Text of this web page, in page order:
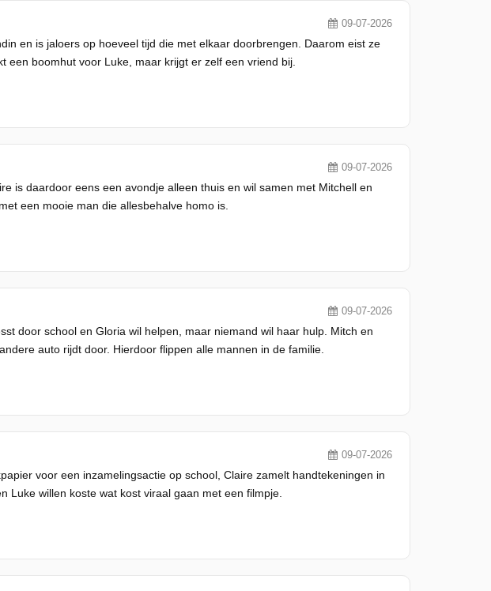
09-07-2026
en is jaloers op hoeveel tijd die met elkaar doorbrengen. Daarom eist ze
een boomhut voor Luke, maar krijgt er zelf een vriend bij.
09-07-2026
is daardoor eens een avondje alleen thuis en wil samen met Mitchell en
een mooie man die allesbehalve homo is.
09-07-2026
door school en Gloria wil helpen, maar niemand wil haar hulp. Mitch en
auto rijdt door. Hierdoor flippen alle mannen in de familie.
09-07-2026
voor een inzamelingsactie op school, Claire zamelt handtekeningen in
Luke willen koste wat kost viraal gaan met een filmpje.